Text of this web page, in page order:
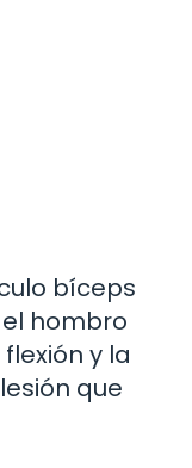
bíceps
hombro
y la
que